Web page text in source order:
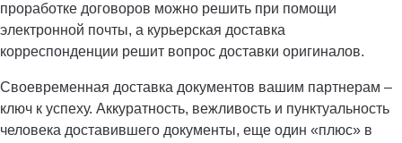
проработке договоров можно решить при помощи
электронной почты, а курьерская доставка
корреспонденции решит вопрос доставки оригиналов.
Своевременная доставка документов вашим партнерам –
ключ к успеху. Аккуратность, вежливость и пунктуальность
человека доставившего документы, еще один «плюс» в